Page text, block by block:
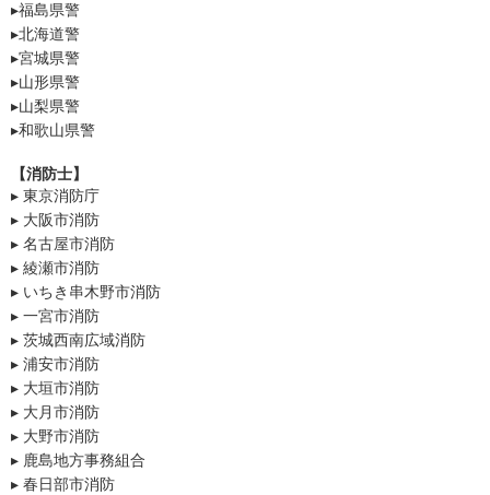
▸福島県警
▸北海道警
▸宮城県警
▸山形県警
▸山梨県警
▸和歌山県警
【消防士】
▸ 東京消防庁
▸ 大阪市消防
▸ 名古屋市消防
▸ 綾瀬市消防
▸ いちき串木野市消防
▸ 一宮市消防
▸ 茨城西南広域消防
▸ 浦安市消防
▸ 大垣市消防
▸ 大月市消防
▸ 大野市消防
▸ 鹿島地方事務組合
▸ 春日部市消防